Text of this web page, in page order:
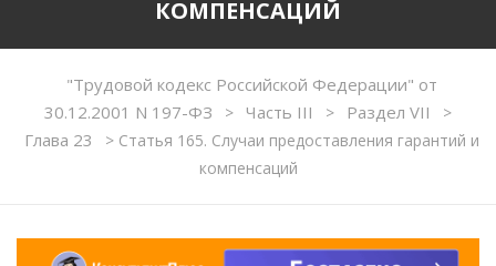
КОМПЕНСАЦИЙ
"Трудовой кодекс Российской Федерации" от
30.12.2001 N 197-ФЗ
> Часть III > Раздел VII >
Глава 23 > Статья 165. Случаи предоставления гарантий и
компенсаций